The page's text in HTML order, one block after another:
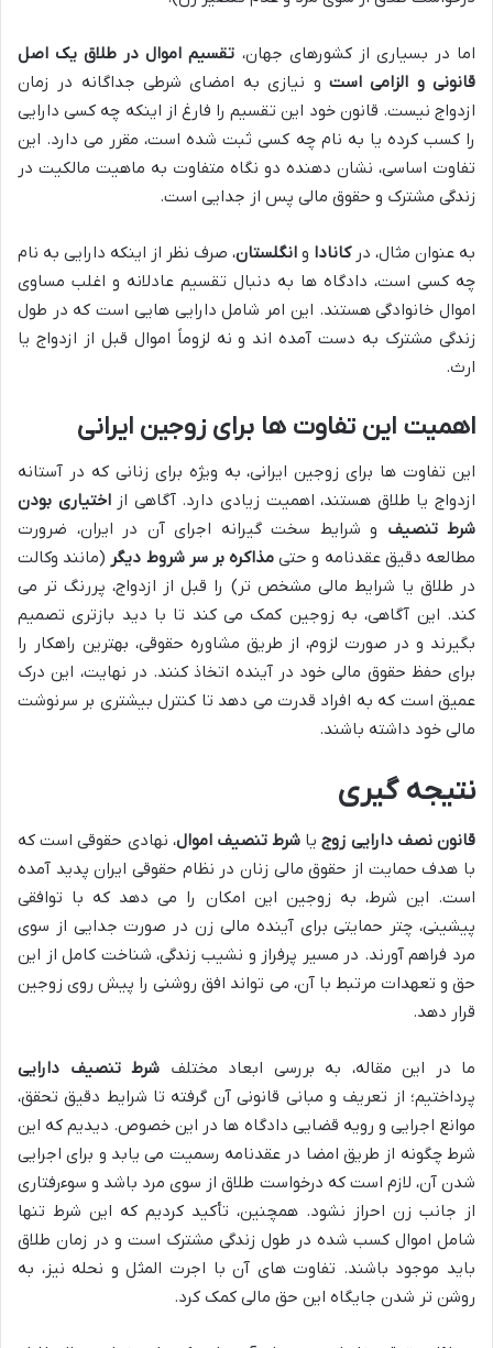
اما در بسیاری از کشورهای جهان، تقسیم اموال در طلاق یک اصل
قانونی و الزامی است و نیازی به امضای شرطی جداگانه در زمان
ازدواج نیست. قانون خود این تقسیم را فارغ از اینکه چه کسی دارایی
را کسب کرده یا به نام چه کسی ثبت شده است، مقرر می دارد. این
تفاوت اساسی، نشان دهنده دو نگاه متفاوت به ماهیت مالکیت در
زندگی مشترک و حقوق مالی پس از جدایی است.
به عنوان مثال، درکانادا و انگلستان، صرف نظر از اینکه دارایی به نام
چه کسی است، دادگاه ها به دنبال تقسیم عادلانه و اغلب مساوی
اموال خانوادگی هستند. این امر شامل دارایی هایی است که در طول
زندگی مشترک به دست آمده اند و نه لزوماً اموال قبل از ازدواج یا
ارث.
اهمیت این تفاوت ها برای زوجین ایرانی
این تفاوت ها برای زوجین ایرانی، به ویژه برای زنانی که در آستانه
ازدواج یا طلاق هستند، اهمیت زیادی دارد. آگاهی ازاختیاری بودن
شرط تنصیف و شرایط سخت گیرانه اجرای آن در ایران، ضرورت
مطالعه دقیق عقدنامه و حتی مذاکره بر سر شروط دیگر (مانند وکالت
در طلاق یا شرایط مالی مشخص تر) را قبل از ازدواج، پررنگ تر می
کند. این آگاهی، به زوجین کمک می کند تا با دید بازتری تصمیم
بگیرند و در صورت لزوم، از طریق مشاوره حقوقی، بهترین راهکار را
برای حفظ حقوق مالی خود در آینده اتخاذ کنند. در نهایت، این درک
عمیق است که به افراد قدرت می دهد تا کنترل بیشتری بر سرنوشت
مالی خود داشته باشند.
نتیجه گیری
قانون نصف دارایی زوجیا شرط تنصیف اموال، نهادی حقوقی است که
با هدف حمایت از حقوق مالی زنان در نظام حقوقی ایران پدید آمده
است. این شرط، به زوجین این امکان را می دهد که با توافقی
پیشینی، چتر حمایتی برای آینده مالی زن در صورت جدایی از سوی
مرد فراهم آورند. در مسیر پرفراز و نشیب زندگی، شناخت کامل از این
حق و تعهدات مرتبط با آن، می تواند افق روشنی را پیش روی زوجین
قرار دهد.
ما در این مقاله، به بررسی ابعاد مختلف شرط تنصیف دارایی
پرداختیم؛ از تعریف و مبانی قانونی آن گرفته تا شرایط دقیق تحقق،
موانع اجرایی و رویه قضایی دادگاه ها در این خصوص. دیدیم که این
شرط چگونه از طریق امضا در عقدنامه رسمیت می یابد و برای اجرایی
شدن آن، لازم است که درخواست طلاق از سوی مرد باشد و سوءرفتاری
از جانب زن احراز نشود. همچنین، تأکید کردیم که این شرط تنها
شامل اموال کسب شده در طول زندگی مشترک است و در زمان طلاق
باید موجود باشند. تفاوت های آن با اجرت المثل و نحله نیز، به
روشن تر شدن جایگاه این حق مالی کمک کرد.